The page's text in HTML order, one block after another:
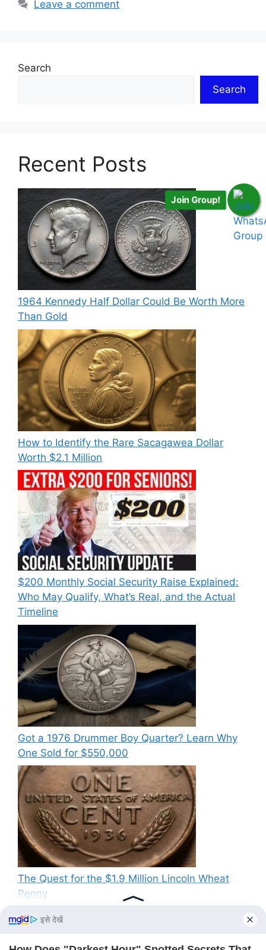
Leave a comment
Search
Search
Recent Posts
1964 Kennedy Half Dollar Could Be Worth More
Than Gold
How to Identify the Rare Sacagawea Dollar
Worth $2.1 Million
$200 Monthly Social Security Raise Explained:
Who May Qualify, What’s Real, and the Actual
Timeline
Got a 1976 Drummer Boy Quarter? Learn Why
One Sold for $550,000
The Quest for the $1.9 Million Lincoln Wheat
Penny
Join Group!